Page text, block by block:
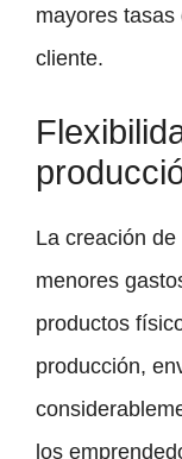
mayores tasas
cliente.
La creación
menores
productos
producción,
los